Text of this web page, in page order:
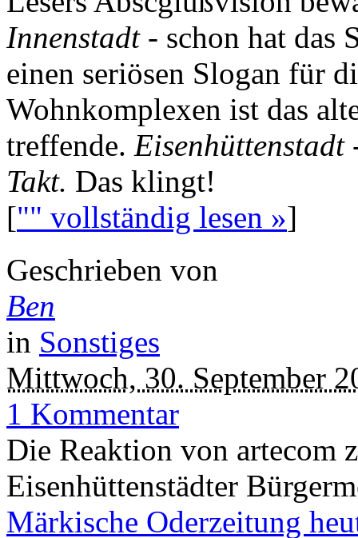
Innenstadt- schon hat das
einen seriösen Slogan für
Wohnkomplexen ist das
treffende. Eisenhüttenstadt
Takt. Das klingt!
["" vollständig lesen »]
Geschrieben von
Ben
in Sonstiges
Mittwoch, 30. September
1 Kommentar
Die Reaktion von artecom
Eisenhüttenstädter
Märkische Oderzeitung